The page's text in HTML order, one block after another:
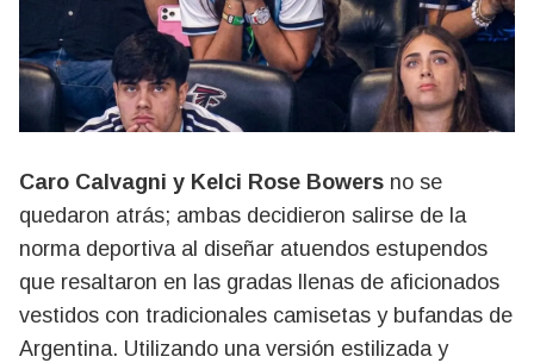
Caro Calvagni y Kelci Rose Bowers no se
quedaron atrás; ambas decidieron salirse de la
norma deportiva al diseñar atuendos estupendos
que resaltaron en las gradas llenas de aficionados
vestidos con tradicionales camisetas y bufandas de
Argentina. Utilizando una versión estilizada y